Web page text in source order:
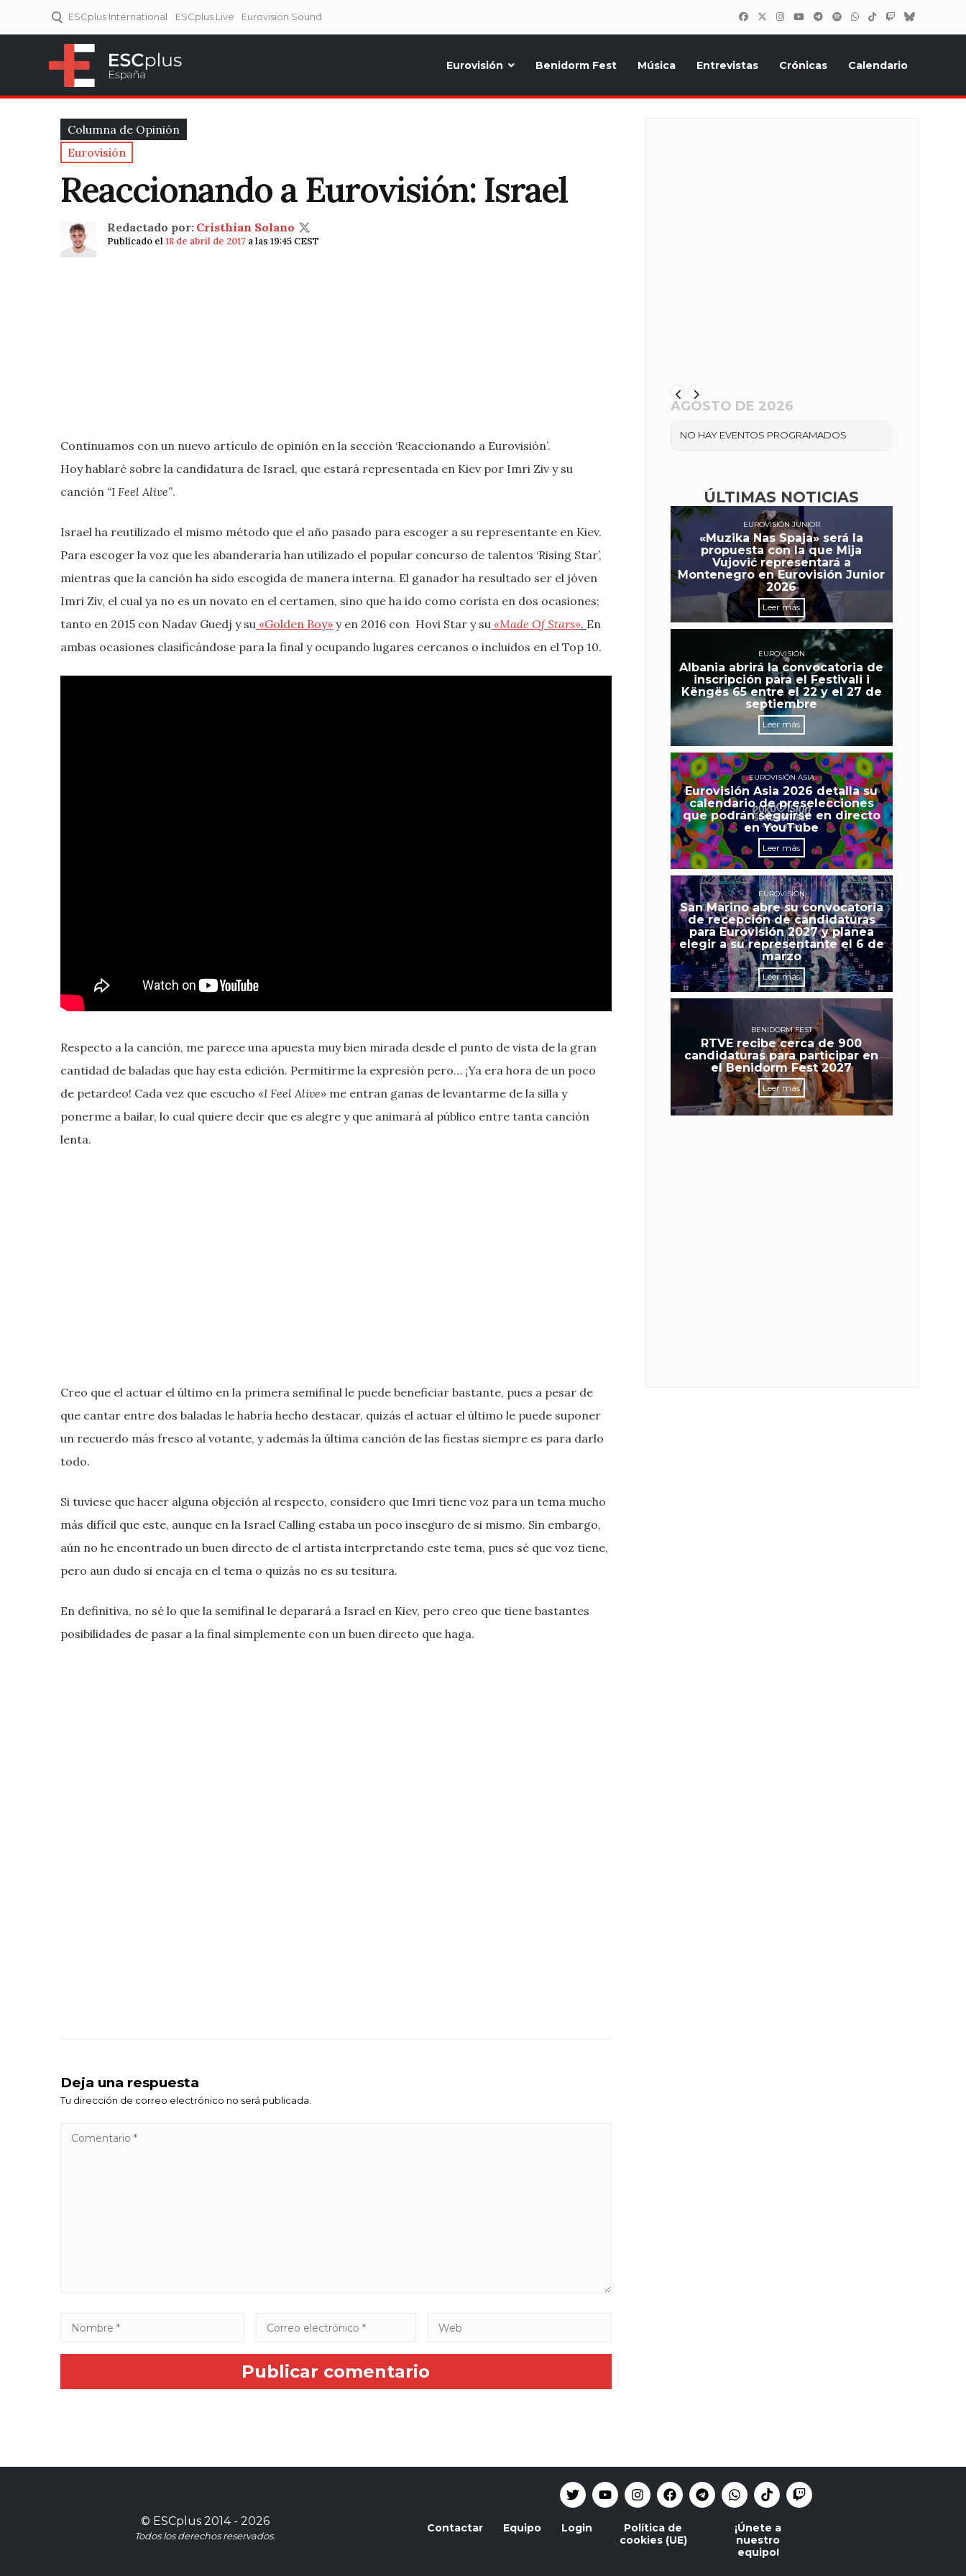
ESCplus International ESCplus Live Eurovision Sound
Eurovisión Benidorm Fest Música Entrevistas Crónicas Calendario
Columna de Opinión
Eurovisión
Reaccionando a Eurovisión: Israel
Redactado por: Cristhian Solano
Publicado el18 de abril de 2017 a las 19:45 CEST
Continuamos con un nuevo artículo de opinión en la sección ‘Reaccionando a Eurovisión’.
Hoy hablaré sobre la candidatura de Israel, que estará representada en Kiev por Imri Ziv y su
canción “I Feel Alive”.
Israel ha reutilizado el mismo método que el año pasado para escoger a su representante en Kiev.
Para escoger la voz que les abanderaría han utilizado el popular concurso de talentos ‘Rising Star’,
mientras que la canción ha sido escogida de manera interna. El ganador ha resultado ser el jóven
Imri Ziv, el cual ya no es un novato en el certamen, sino que ha ido como corista en dos ocasiones;
tanto en 2015 con Nadav Guedj y su «Golden Boy» y en 2016 con Hovi Star y su «Made Of Stars». En
ambas ocasiones clasificándose para la final y ocupando lugares cercanos o incluidos en el Top 10.
Respecto a la canción, me parece una apuesta muy bien mirada desde el punto de vista de la gran
cantidad de baladas que hay esta edición. Permitirme la expresión pero… ¡Ya era hora de un poco
de petardeo! Cada vez que escucho «I Feel Alive» me entran ganas de levantarme de la silla y
ponerme a bailar, lo cual quiere decir que es alegre y que animará al público entre tanta canción
lenta.
Creo que el actuar el último en la primera semifinal le puede beneficiar bastante, pues a pesar de
que cantar entre dos baladas le habría hecho destacar, quizás el actuar el último le puede suponer
un recuerdo más fresco al votante, y además la última canción de las fiestas siempre es para darlo
todo.
Si tuviese que hacer alguna objeción al respecto, considero que Imri tiene voz para un tema mucho
más difícil que este, aunque en la Israel Calling estaba un poco inseguro de si mismo. Sin embargo,
aún no he encontrado un buen directo de el artista interpretando este tema, pues sé que voz tiene,
pero aun dudo si encaja en el tema o quizás no es su tesitura.
En definitiva, no sé lo que la semifinal le deparará a Israel en Kiev, pero creo que tiene bastantes
posibilidades de pasar a la final simplemente con un buen directo que haga.
Deja una respuesta
Tu dirección de correo electrónico no será publicada.
AGOSTO DE 2026
NO HAY EVENTOS PROGRAMADOS
ÚLTIMAS NOTICIAS
EUROVISIÓN JUNIOR
«Muzika Nas Spaja» será la
propuesta con la que Mija
Vujović representará a
Montenegro en Eurovisión Junior
2026
Leer más
EUROVISIÓN
Albania abrirá la convocatoria de
inscripción para el Festivali i
Këngës 65 entre el 22 y el 27 de
septiembre
Leer más
EUROVISIÓN ASIA
Eurovisión Asia 2026 detalla su
calendario de preselecciones
que podrán seguirse en directo
en YouTube
Leer más
EUROVISIÓN
San Marino abre su convocatoria
de recepción de candidaturas
para Eurovisión 2027 y planea
elegir a su representante el 6 de
marzo
Leer más
BENIDORM FEST
RTVE recibe cerca de 900
candidaturas para participar en
el Benidorm Fest 2027
Leer más
© ESCplus2014 - 2026
Todos los derechos reservados.
Contactar Equipo Login
Política de
cookies (UE)
¡Únete a
nuestro
equipo!